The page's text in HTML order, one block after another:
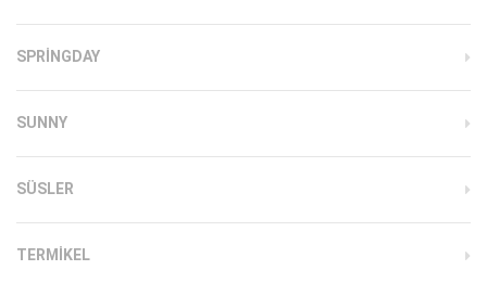
SPRINGDAY
SUNNY
SÜSLER
TERMIKEL